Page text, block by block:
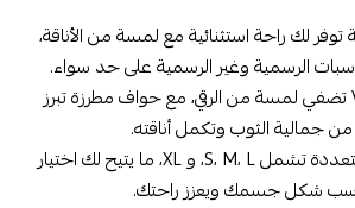
توفر لك راحة استثنائية مع لمسة من الأناقة،
الرسمية وغير الرسمية على حد سواء.
فتحة الرقبة على شكل V تضفي لمسة من الرقي، مع حواف مطرزة تبرز
جمالية الثوب وتكمل أناقته.
يتوفر الثوب بمقاسات متعددة تشمل S، M، L، و XL، ما يتيح لك اختيار
شكل جسمك ويعزز راحتك.